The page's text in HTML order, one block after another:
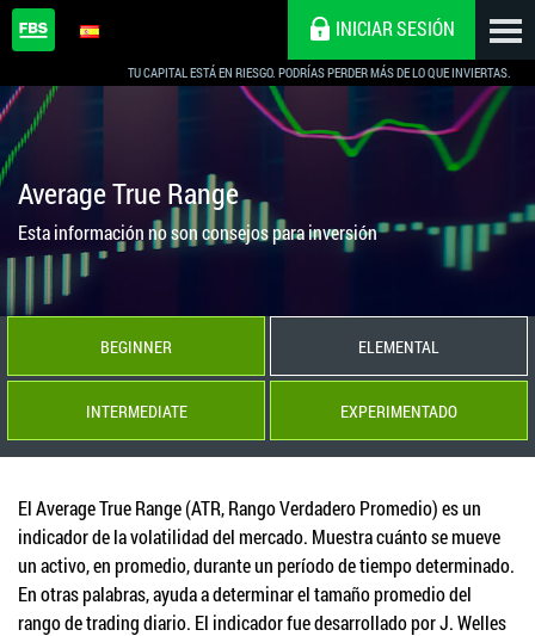
TU CAPITAL ESTÁ EN RIESGO. PODRÍAS PERDER MÁS DE LO QUE INVIERTAS.
INICIAR SESIÓN
Average True Range
Esta información no son consejos para inversión
BEGINNER ELEMENTAL
INTERMEDIATE EXPERIMENTADO
El Average True Range (ATR, Rango Verdadero Promedio) es un
indicador de la volatilidad del mercado. Muestra cuánto se mueve
un activo, en promedio, durante un período de tiempo determinado.
En otras palabras, ayuda a determinar el tamaño promedio del
rango de trading diario. El indicador fue desarrollado por J. Welles